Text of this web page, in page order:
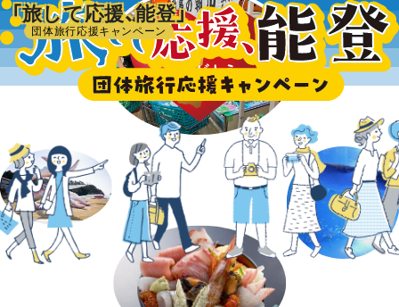
「旅して応援、能登」
団体旅行応援キャンペーン